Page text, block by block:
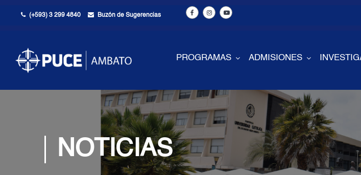
(+593) 3 299 4840 Buzón de Sugerencias
PROGRAMAS ADMISIONES
NOTICIAS